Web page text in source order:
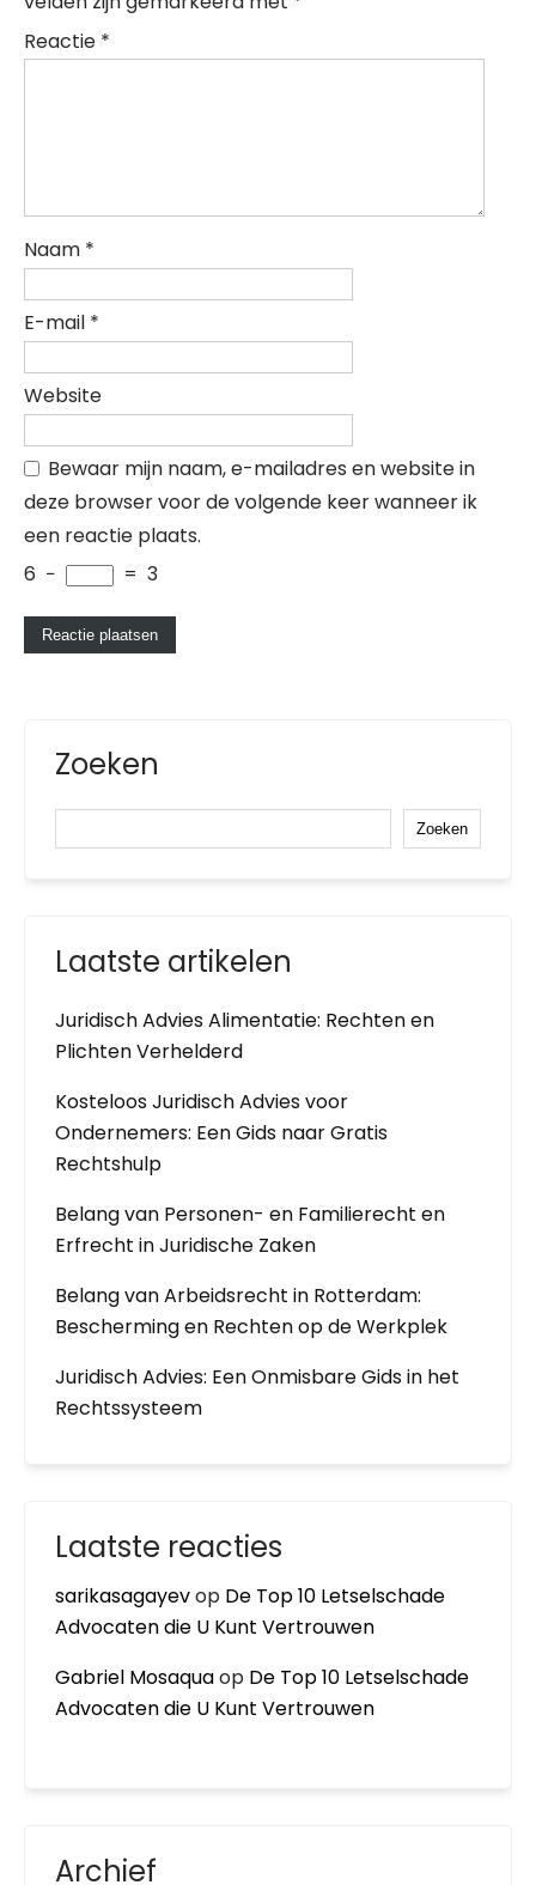
Reactie *
Naam *
E-mail *
Website
Bewaar mijn naam, e-mailadres en website in
deze browser voor de volgende keer wanneer ik
een reactie plaats.
6 − = 3
Zoeken
Zoeken
Laatste artikelen
Juridisch Advies Alimentatie: Rechten en
Plichten Verhelderd
Kosteloos Juridisch Advies voor
Ondernemers: Een Gids naar Gratis
Rechtshulp
Belang van Personen- en Familierecht en
Erfrecht in Juridische Zaken
Belang van Arbeidsrecht in Rotterdam:
Bescherming en Rechten op de Werkplek
Juridisch Advies: Een Onmisbare Gids in het
Rechtssysteem
Laatste reacties
sarikasagayevop De Top 10 Letselschade
Advocaten die U Kunt Vertrouwen
Gabriel Mosaquaop De Top 10 Letselschade
Advocaten die U Kunt Vertrouwen
Archief